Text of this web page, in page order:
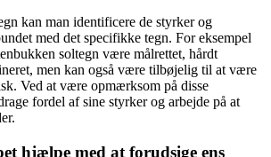
kan man identificere de styrker og
med det specifikke tegn. For eksempel
soltegn være målrettet, hårdt
men kan også være tilbøjelig til at være
Ved at være opmærksom på disse
fordel af sine styrker og arbejde på at
hjælpe med at forudsige ens